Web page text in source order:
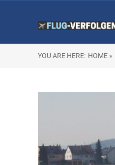
YOU ARE HERE: HOME »